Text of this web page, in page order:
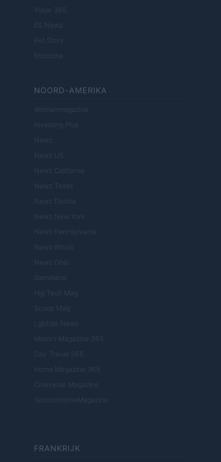
Viajar 365
ES Newz
Pet Story
Encocina
NOORD-AMERIKA
Womanmagazine
Investing Plus
Newz
Newz US
Newz California
Newz Texas
Newz Florida
Newz New York
Newz Pennsylvania
Newz Illinois
Newz Ohio
Gameland
Hig Tech Mag
Scoop Mag
Lgbtqia News
Motors Magazine 365
Day Travel 365
Home Magazine 365
Cineverse Magazine
SecondHomeMagazine
FRANKRIJK